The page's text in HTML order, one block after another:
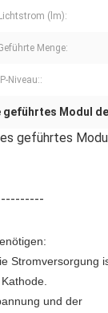
Lichtstrom (lm):
Menge:
IP-Niveau::
Modul
geführtes
Stromversorgung
und der